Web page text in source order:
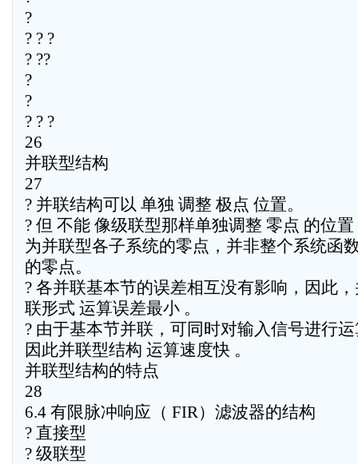
?
? ? ?
? ??
?
?
? ? ?
26
并联型结构
27
? 并联结构可以 单独 调整 极点 位置。
? 但 不能 像级联型那样单独调整 零点 的位
为并联型各子系统的零点，并非整个系统函
的零点。
? 各并联基本节的误差相互没有影响，因此
联形式 运算误差最小 。
? 由于基本节并联，可同时对输入信号进行
因此并联型结构 运算速度快 。
并联型结构的特点
28
6.4 有限脉冲响应（ FIR）滤波器的结构
? 直接型
? 级联型